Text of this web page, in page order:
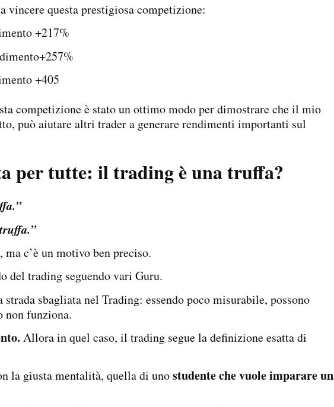
vincere questa prestigiosa competizione:
+217%
+405
competizione è stato un ottimo modo per dimostrare che il mio
può aiutare altri trader a generare rendimenti importanti sul
per tutte: il trading è una truffa?
c’è un motivo ben preciso.
del trading seguendo vari Guru.
sbagliata nel Trading: essendo poco misurabile, possono
non funziona.
Allora in quel caso, il trading segue la definizione esatta di
la giusta mentalità, quella di unostudente che vuole imparare